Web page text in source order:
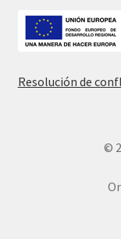
Resolución de
©